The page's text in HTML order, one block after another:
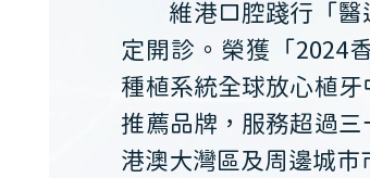
維港口腔踐行「
定開診。榮獲「2024
種植系統全球放心植
推薦品牌，服務超過
港澳大灣區及周邊城市